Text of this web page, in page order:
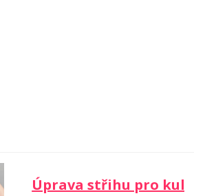
Úprava střihu pro